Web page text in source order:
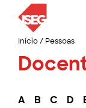
Início/ Pessoas
A B C D